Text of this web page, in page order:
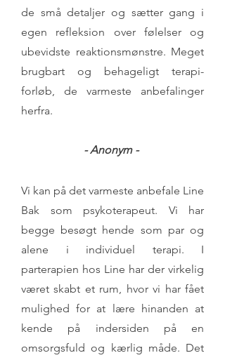
de små detaljer og sætter gang i
egen refleksion over følelser og
ubevidste reaktionsmønstre. Meget
brugbart og behageligt terapi-
forløb, de varmeste anbefalinger
herfra.
- Anonym -
Vi kan på det varmeste anbefale Line
Bak som psykoterapeut. Vi har
begge besøgt hende som par og
alene i individuel terapi. I
parterapien hos Line har der virkelig
været skabt et rum, hvor vi har fået
mulighed for at lære hinanden at
kende på indersiden på en
omsorgsfuld og kærlig måde. Det